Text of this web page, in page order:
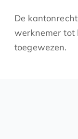
De
werknemer tot
toegewezen.